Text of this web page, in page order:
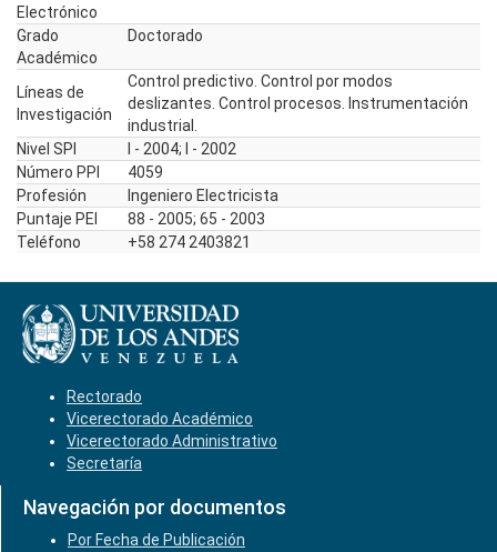
Electrónico
Grado
Académico
Doctorado
Líneas de
Investigación
Control predictivo. Control por modos
deslizantes. Control procesos. Instrumentación
industrial.
Nivel SPI
I - 2004; I - 2002
Número PPI
4059
Profesión
Ingeniero Electricista
Puntaje PEI
88 - 2005; 65 - 2003
Teléfono
+58 274 2403821
Rectorado
Vicerectorado Académico
Vicerectorado Administrativo
Secretaría
Navegación por documentos
Por Fecha de Publicación